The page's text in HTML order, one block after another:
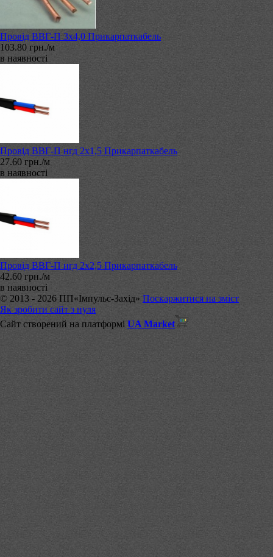
Провід ВВГ-П 3х4,0 Прикарпаткабель
103.80 грн./м
в наявності
Провід ВВГ-П нгд 2х1,5 Прикарпаткабель
27.60 грн./м
в наявності
Провід ВВГ-П нгд 2х2,5 Прикарпаткабель
42.60 грн./м
в наявності
© 2013 - 2026 ПП«Імпульс-Захід» Поскаржитися на зміст
Як зробити сайт з нуля
Сайт створений на платформі UA Market